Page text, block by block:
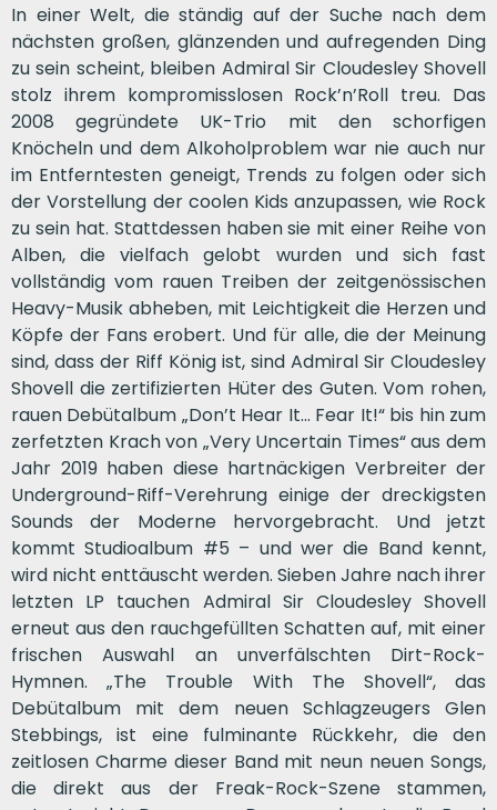
In einer Welt, die ständig auf der Suche nach dem
nächsten großen, glänzenden und aufregenden Ding
zu sein scheint, bleiben Admiral Sir Cloudesley Shovell
stolz ihrem kompromisslosen Rock’n’Roll treu. Das
2008 gegründete UK-Trio mit den schorfigen
Knöcheln und dem Alkoholproblem war nie auch nur
im Entferntesten geneigt, Trends zu folgen oder sich
der Vorstellung der coolen Kids anzupassen, wie Rock
zu sein hat. Stattdessen haben sie mit einer Reihe von
Alben, die vielfach gelobt wurden und sich fast
vollständig vom rauen Treiben der zeitgenössischen
Heavy-Musik abheben, mit Leichtigkeit die Herzen und
Köpfe der Fans erobert. Und für alle, die der Meinung
sind, dass der Riff König ist, sind Admiral Sir Cloudesley
Shovell die zertifizierten Hüter des Guten. Vom rohen,
rauen Debütalbum „Don’t Hear It… Fear It!“ bis hin zum
zerfetzten Krach von „Very Uncertain Times“ aus dem
Jahr 2019 haben diese hartnäckigen Verbreiter der
Underground-Riff-Verehrung einige der dreckigsten
Sounds der Moderne hervorgebracht. Und jetzt
kommt Studioalbum #5 – und wer die Band kennt,
wird nicht enttäuscht werden. Sieben Jahre nach ihrer
letzten LP tauchen Admiral Sir Cloudesley Shovell
erneut aus den rauchgefüllten Schatten auf, mit einer
frischen Auswahl an unverfälschten Dirt-Rock-
Hymnen. „The Trouble With The Shovell“, das
Debütalbum mit dem neuen Schlagzeugers Glen
Stebbings, ist eine fulminante Rückkehr, die den
zeitlosen Charme dieser Band mit neun neuen Songs,
die direkt aus der Freak-Rock-Szene stammen,